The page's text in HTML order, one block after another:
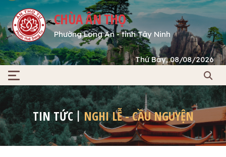
CHÙA ÂN THỌ
Phường Long An - tỉnh Tây Ninh
Thứ Bảy, 08/08/2026
TIN TỨC NGHI LỄ - CẦU NGUYỆN